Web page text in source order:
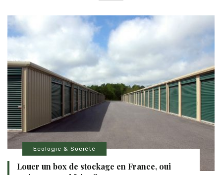
Ecologie & Société
Louer un box de stockage en France, oui